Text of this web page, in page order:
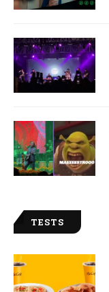
TESTS